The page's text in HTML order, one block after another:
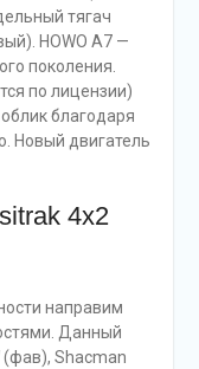
тягач
HOWO A7 —
поколения.
по лицензии)
благодаря
Новый двигатель
4х2
направим
Данный
(фав), Shacman